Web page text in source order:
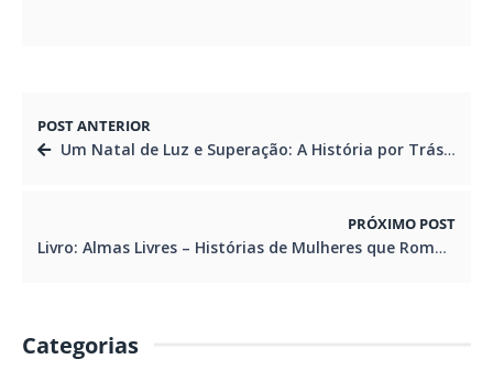
POST ANTERIOR
Um Natal de Luz e Superação: A História por Trás da Nova Criação da Fotógrafa Fátima Balaban
PRÓXIMO POST
Livro: Almas Livres – Histórias de Mulheres que Romperam Correntes
Categorias